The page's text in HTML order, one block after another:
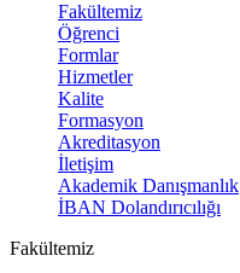
Fakültemiz
Öğrenci
Formlar
Hizmetler
Kalite
Formasyon
Akreditasyon
İletişim
Akademik Danışmanlık
İBAN Dolandırıcılığı
Fakültemiz